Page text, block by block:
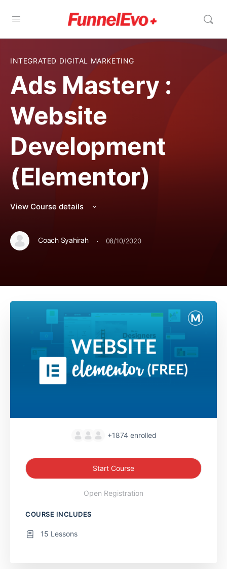
INTEGRATED DIGITAL MARKETING
Ads Mastery :
Website
Development
(Elementor)
View Course details
Coach Syahirah · 08/10/2020
+1874 enrolled
Start Course
Open Registration
COURSE INCLUDES
15 Lessons